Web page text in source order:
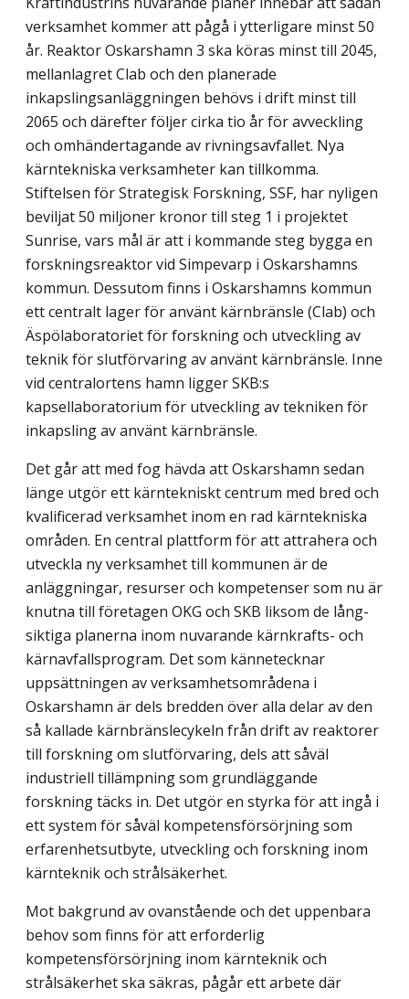
verksamhet kommer att pågå i ytterligare minst 50
år. Reaktor Oskarshamn 3 ska köras minst till 2045,
mellanlagret Clab och den planerade
inkapslingsanläggningen behövs i drift minst till
2065 och därefter följer cirka tio år för avveckling
och omhändertagande av rivningsavfallet. Nya
kärntekniska verksamheter kan tillkomma.
Stiftelsen för Strategisk Forskning, SSF, har nyligen
beviljat 50 miljoner kronor till steg 1 i projektet
Sunrise, vars mål är att i kommande steg bygga en
forskningsreaktor vid Simpevarp i Oskarshamns
kommun. Dessutom finns i Oskarshamns kommun
ett centralt lager för använt kärnbränsle (Clab) och
Äspölaboratoriet för forskning och utveckling av
teknik för slutförvaring av använt kärnbränsle. Inne
vid centralortens hamn ligger SKB:s
kapsellaboratorium för utveckling av tekniken för
inkapsling av använt kärnbränsle.
Det går att med fog hävda att Oskarshamn sedan
länge utgör ett kärntekniskt centrum med bred och
kvalificerad verksamhet inom en rad kärntekniska
områden. En central plattform för att attrahera och
utveckla ny verksamhet till kommunen är de
anläggningar, resurser och kompetenser som nu är
knutna till företagen OKG och SKB liksom de lång­
siktiga planerna inom nuvarande kärnkrafts- och
kärnavfallsprogram. Det som känne­tecknar
uppsättningen av verksamhetsområdena i
Oskarshamn är dels bredden över alla delar av den
så kallade kärnbränslecykeln från drift av reaktorer
till forskning om slut­förvaring, dels att såväl
industriell tillämpning som grundläggande
forskning täcks in. Det utgör en styrka för att ingå i
ett system för såväl kompetensförsörjning som
erfaren­hetsutbyte, utveckling och forskning inom
kärnteknik och strålsäkerhet.
Mot bakgrund av ovanstående och det uppenbara
behov som finns för att erforderlig
kompetensförsörjning inom kärnteknik och
strålsäkerhet ska säkras, pågår ett arbete där